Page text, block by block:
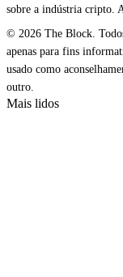
sobre a indústria cripto.
© 2026 The Block.
apenas para fins
usado como
outro.
Mais lidos